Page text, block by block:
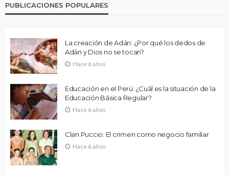
PUBLICACIONES POPULARES
La creación de Adán: ¿Por qué los dedos de
Adán y Dios no se tocan?
Hace 6 años
Educación en el Perú: ¿Cuál es la situación de la
Educación Básica Regular?
Hace 6 años
Clan Puccio: El crimen como negocio familiar
Hace 6 años